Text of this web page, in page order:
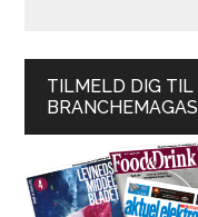
TILMELD DIG